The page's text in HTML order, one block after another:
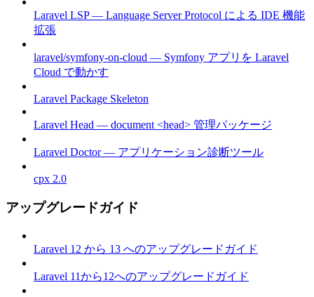
Laravel LSP — Language Server Protocol による IDE 機能
拡張
laravel/symfony-on-cloud — Symfony アプリを Laravel
Cloud で動かす
Laravel Package Skeleton
Laravel Head — document <head> 管理パッケージ
Laravel Doctor — アプリケーション診断ツール
cpx 2.0
アップグレードガイド
Laravel 12 から 13 へのアップグレードガイド
Laravel 11から12へのアップグレードガイド